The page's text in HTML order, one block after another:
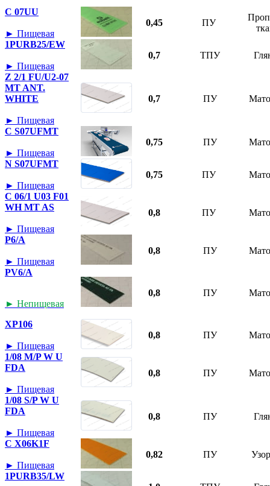
C 07UU
► Пищевая
0,45 ПУ
1PURB25/EW
► Пищевая
0,7 ТПУ
Z 2/1 FU/U2-07
MT ANT.
WHITE
► Пищевая
0,7 ПУ
C S07UFMT
► Пищевая
0,75 ПУ
N S07UFMT
► Пищевая
0,75 ПУ
C 06/1 U03 F01
WH MT AS
► Пищевая
0,8 ПУ
P6/A
► Пищевая
0,8 ПУ
PV6/A
► Непищевая
0,8 ПУ
XP106
► Пищевая
0,8 ПУ
1/08 M/P W U
FDA
► Пищевая
0,8 ПУ
1/08 S/P W U
FDA
► Пищевая
0,8 ПУ
C X06K1F
► Пищевая
0,82 ПУ
1PURB35/LW